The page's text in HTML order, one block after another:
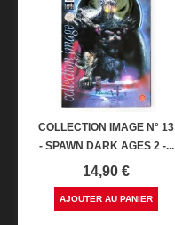
COLLECTION IMAGE N° 13
- SPAWN DARK AGES 2 -...
Prix
14,90 €
AJOUTER AU PANIER